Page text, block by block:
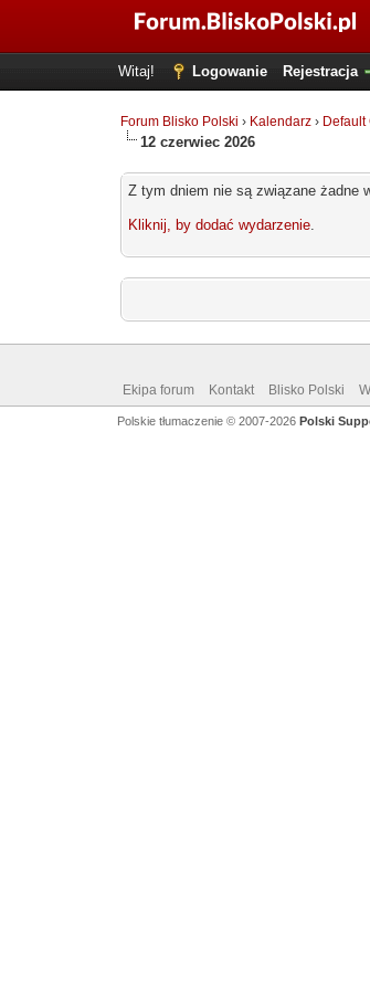
Witaj! Logowanie Rejestracja
Forum Blisko Polski › Kalendarz ›
12 czerwiec 2026
Z tym dniem nie są związane żadne
Kliknij, by dodać wydarzenie.
Ekipa forum Kontakt Blisko Polski
Polskie tłumaczenie © 2007-2026 Polski